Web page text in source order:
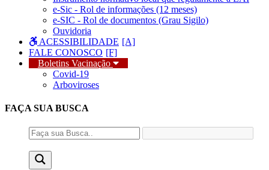
e-Sic - Rol de informações (12 meses)
e-SIC - Rol de documentos (Grau Sigilo)
Ouvidoria
ACESSIBILIDADE
FALE CONOSCO
Boletins Vacinação
Covid-19
Arboviroses
FAÇA SUA BUSCA